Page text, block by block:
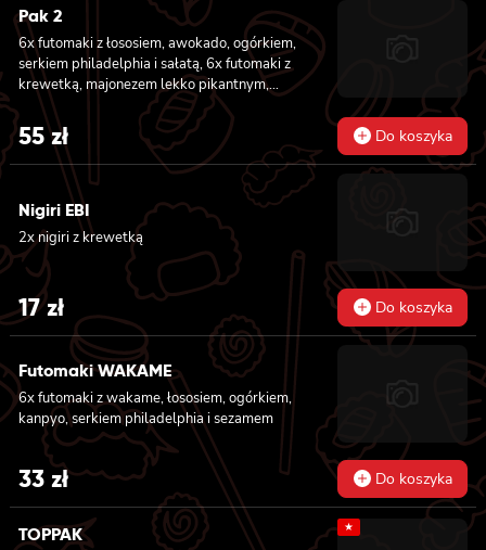
Pak 2
6x futomaki z łososiem, awokado, ogórkiem,
serkiem philadelphia i sałatą, 6x futomaki z
krewetką, majonezem lekko pikantnym,
ogórkiem i sałatą
55zł Do koszyka
Nigiri EBI
2x nigiri z krewetką
17zł Do koszyka
Futomaki WAKAME
6x futomaki z wakame, łososiem, ogórkiem,
kanpyo, serkiem philadelphia i sezamem
33 zł Do koszyka
TOPPAK ★